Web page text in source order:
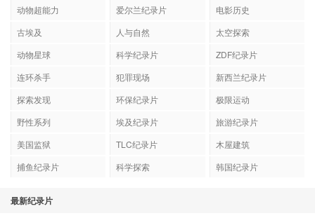
动物超能力
爱尔兰纪录片
电影历史
古埃及
人与自然
太空探索
动物星球
科学纪录片
ZDF纪录片
连环杀手
犯罪现场
新西兰纪录片
探索发现
环保纪录片
极限运动
野性系列
埃及纪录片
旅游纪录片
美国监狱
TLC纪录片
木屋建筑
捕鱼纪录片
科学探索 韩国纪录片
最新纪录片